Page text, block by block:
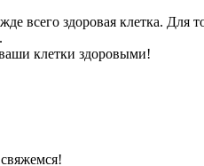
всего здоровая клетка. Для
клетки здоровыми!